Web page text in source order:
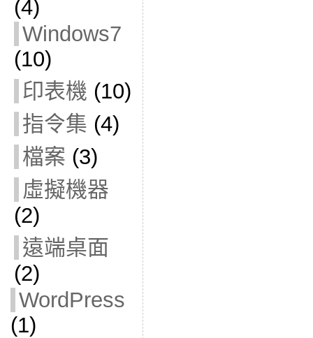
(4)
Windows7
(10)
印表機 (10)
指令集 (4)
檔案 (3)
虛擬機器
(2)
遠端桌面
(2)
WordPress
(1)